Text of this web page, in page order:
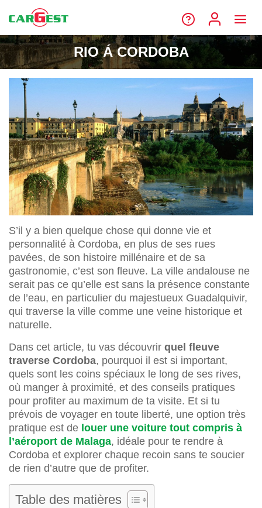
RIO Á CORDOBA
S’il y a bien quelque chose qui donne vie et
personnalité à Cordoba, en plus de ses rues
pavées, de son histoire millénaire et de sa
gastronomie, c’est son fleuve. La ville andalouse ne
serait pas ce qu’elle est sans la présence constante
de l’eau, en particulier du majestueux Guadalquivir,
qui traverse la ville comme une veine historique et
naturelle.
Dans cet article, tu vas découvrir quel fleuve
traverse Cordoba, pourquoi il est si important,
quels sont les coins spéciaux le long de ses rives,
où manger à proximité, et des conseils pratiques
pour profiter au maximum de ta visite. Et si tu
prévois de voyager en toute liberté, une option très
pratique est de louer une voiture tout compris à
l’aéroport de Malaga, idéale pour te rendre à
Cordoba et explorer chaque recoin sans te soucier
de rien d’autre que de profiter.
Table des matières